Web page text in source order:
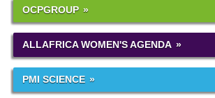
OCPGROUP
ALLAFRICA WOMEN'S AGENDA
PMI SCIENCE